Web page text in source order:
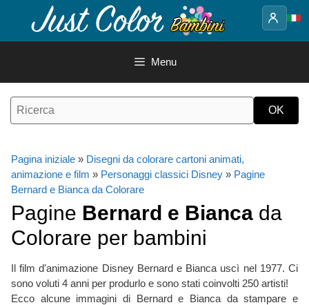
contenuto
Menu
Pagina iniziale » Disegni da colorare cartoni animati,
animazione e film » Personaggi classici Disney » Pagine
Bernard e Bianca da Colorare
Pagine Bernard e Bianca da
Colorare per bambini
Il film d'animazione Disney Bernard e Bianca uscì nel 1977. Ci
sono voluti 4 anni per produrlo e sono stati coinvolti 250 artisti!
Ecco alcune immagini di Bernard e Bianca da stampare e